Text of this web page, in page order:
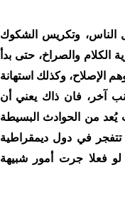
الناس، وتكريس الشكوك
الكلام والصراخ، حتى بدأ
الإصلاح، وكذلك استهانة
آخر، فان ذاك يعني أن
من الحوادث البسيطة
تتفجر في دول ديمقراطية
فعلا جرت أمور شبيهة